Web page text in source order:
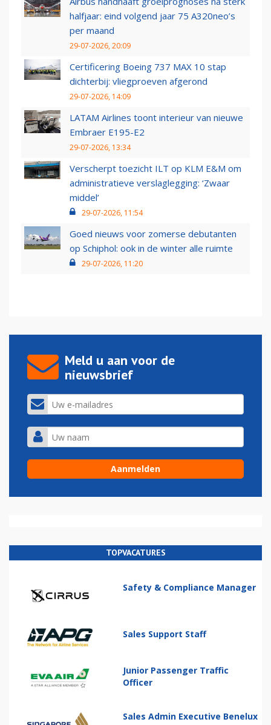
halfjaar: eind volgend jaar 75 A320neo’s
per maand
29-07-2026, 20:09
Certificering Boeing 737 MAX 10 stap
dichterbij: vliegproeven afgerond
29-07-2026, 14:09
LATAM Airlines toont interieur van nieuwe
Embraer E195-E2
29-07-2026, 13:34
Verscherpt toezicht ILT op KLM E&M om
administratieve verslaglegging: ‘Zwaar
middel’
29-07-2026, 11:54
Goed nieuws voor zomerse debutanten
op Schiphol: ook in de winter alle ruimte
29-07-2026, 11:20
Meld u aan voor de
nieuwsbrief
TOPVACATURES
Safety & Compliance Manager
Sales Support Staff
Junior Passenger Traffic
Officer
Sales Admin Executive Benelux